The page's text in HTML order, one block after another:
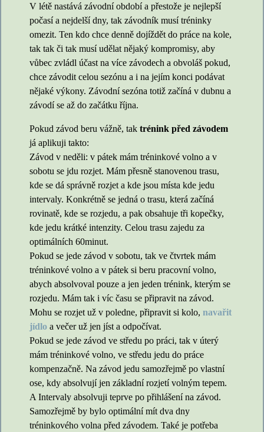
V létě nastává závodní období a přestože je nejlepší
počasí a nejdelší dny, tak závodník musí tréninky
omezit. Ten kdo chce denně dojíždět do práce na kole,
tak tak či tak musí udělat nějaký kompromisy, aby
vůbec zvládl účast na více závodech a obvoláš pokud,
chce závodit celou sezónu a i na jejím konci podávat
nějaké výkony. Závodní sezóna totiž začíná v dubnu a
závodí se až do začátku října.
Pokud závod beru vážně, tak trénink před závodem
já aplikuji takto:
Závod v neděli: v pátek mám tréninkové volno a v
sobotu se jdu rozjet. Mám přesně stanovenou trasu,
kde se dá správně rozjet a kde jsou místa kde jedu
intervaly. Konkrétně se jedná o trasu, která začíná
rovinatě, kde se rozjedu, a pak obsahuje tři kopečky,
kde jedu krátké intenzity. Celou trasu zajedu za
optimálních 60minut.
Pokud se jede závod v sobotu, tak ve čtvrtek mám
tréninkové volno a v pátek si beru pracovní volno,
abych absolvoval pouze a jen jeden trénink, kterým se
rozjedu. Mám tak i víc času se připravit na závod.
Mohu se rozjet už v poledne, připravit si kolo, navařit
jídlo a večer už jen jíst a odpočívat.
Pokud se jede závod ve středu po práci, tak v úterý
mám tréninkové volno, ve středu jedu do práce
kompenzačně. Na závod jedu samozřejmě po vlastní
ose, kdy absolvují jen základní rozjetí volným tepem.
A Intervaly absolvuji teprve po přihlášení na závod.
Samozřejmě by bylo optimální mít dva dny
tréninkového volna před závodem. Také je potřeba